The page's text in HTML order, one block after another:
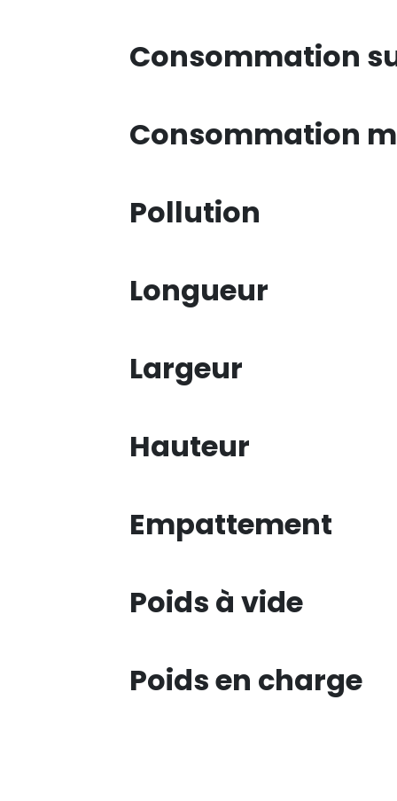
Consommation
Consommation
Pollution
Longueur
Largeur
Hauteur
Empattement
Poids à vide
Poids en charge